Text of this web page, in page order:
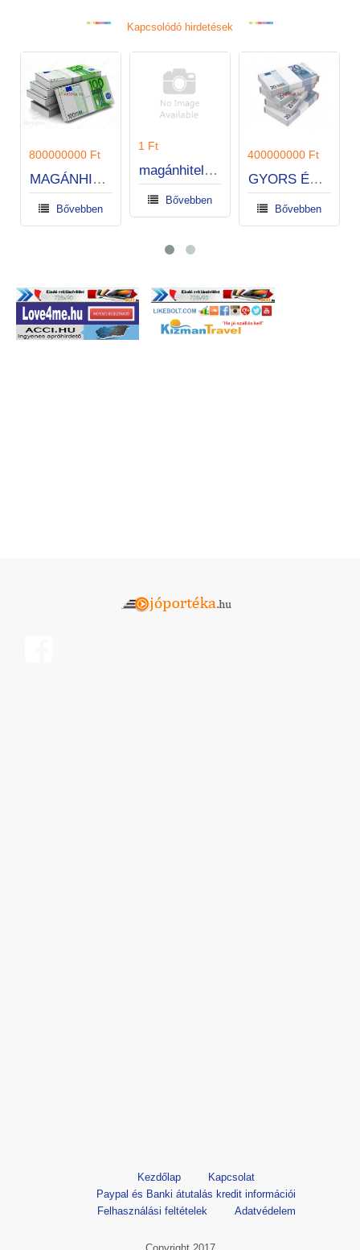
Kapcsolódó hirdetések
400000000 Ft
GYORS ÉS EXPRESSZ KÖLCSÖNÖK
220 Ft
megbízható hitelajánlat
Bővebben
Kezdőlap
Kapcsolat
Paypal és Banki átutalás kredit információi
Felhasználási feltételek
Adatvédelem